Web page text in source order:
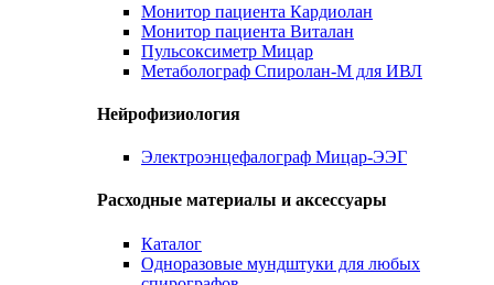
Монитор пациента Кардиолан
Монитор пациента Виталан
Пульсоксиметр Мицар
Метаболограф Спиролан-М для ИВЛ
Нейрофизиология
Электроэнцефалограф Мицар-ЭЭГ
Расходные материалы и аксессуары
Каталог
Одноразовые мундштуки для любых